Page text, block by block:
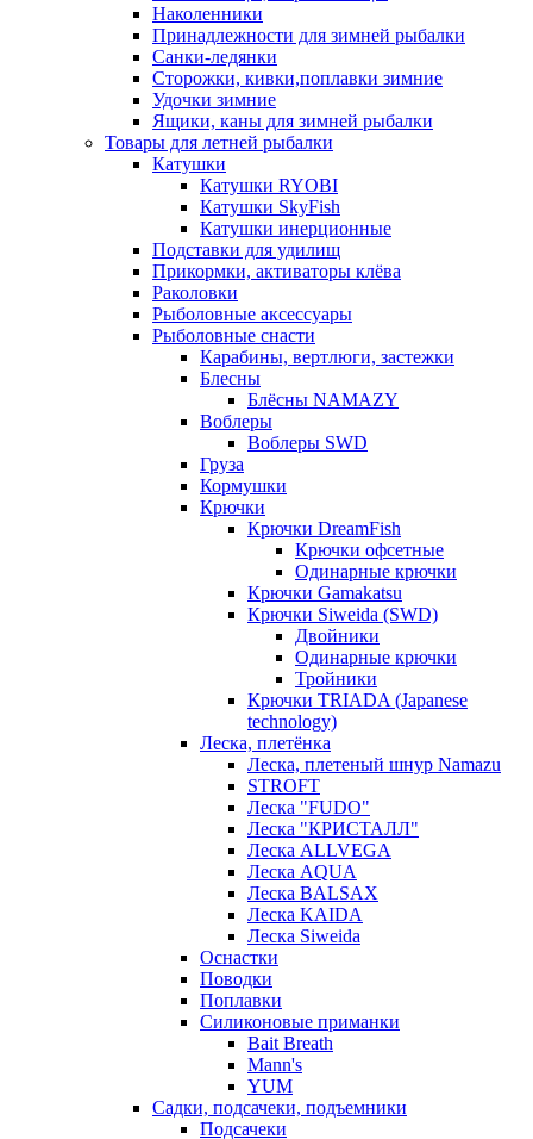
Наколенники
Принадлежности для зимней рыбалки
Санки-ледянки
Сторожки, кивки,поплавки зимние
Удочки зимние
Ящики, каны для зимней рыбалки
Товары для летней рыбалки
Катушки
Катушки RYOBI
Катушки SkyFish
Катушки инерционные
Подставки для удилищ
Прикормки, активаторы клёва
Раколовки
Рыболовные аксессуары
Рыболовные снасти
Карабины, вертлюги, застежки
Блесны
Блёсны NAMAZY
Воблеры
Воблеры SWD
Груза
Кормушки
Крючки
Крючки DreamFish
Крючки офсетные
Одинарные крючки
Крючки Gamakatsu
Крючки Siweida (SWD)
Двойники
Одинарные крючки
Тройники
Крючки TRIADA (Japanese
technology)
Леска, плетёнка
Леска, плетеный шнур Namazu
STROFT
Леска "FUDO"
Леска "КРИСТАЛЛ"
Леска ALLVEGA
Леска AQUA
Леска BALSAX
Леска KAIDA
Леска Siweida
Оснастки
Поводки
Поплавки
Силиконовые приманки
Bait Breath
Mann's
YUM
Садки, подсачеки, подъемники
Подсачеки